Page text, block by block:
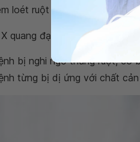
loét ruột
quang đại tràng có cản
bị nghi ngờ thủng ruột, có
từng bị dị ứng với chất